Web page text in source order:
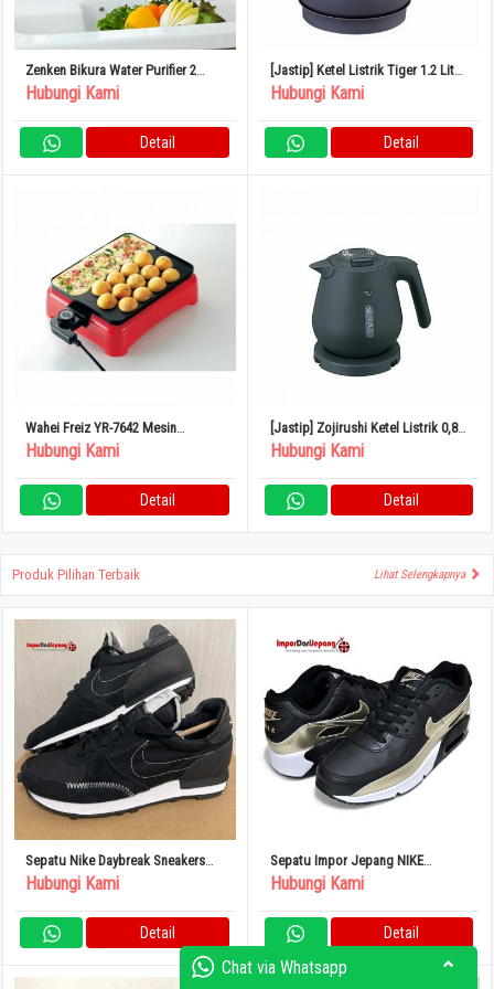
Zenken Bikura Water Purifier 2
MFH-V92 Pemurni Air Keran
Penghilang Fluorida Buatan
Jepang
Hubungi Kami
Detail
[Jastip] Ketel Listrik Tiger 1.2 Liter
Slate Blue PCL-A121AS
Hubungi Kami
Detail
Wahei Freiz YR-7642 Mesin
Takoyaki Elektrik Persegi Kios Yaki
Yaki Asli 22 Lubang
Hubungi Kami
Detail
[Jastip] Zojirushi Ketel Listrik 0,8L
Kompak 1 Cangkir
Hubungi Kami
Detail
Produk Pilihan Terbaik Lihat Selengkapnya
Sepatu Nike Daybreak Sneakers
Nike Hitam
Hubungi Kami
Detail
Sepatu Impor Jepang NIKE
SNEAKERS AIR MAX 90 LTR
Hubungi Kami
Detail
Chat via Whatsapp